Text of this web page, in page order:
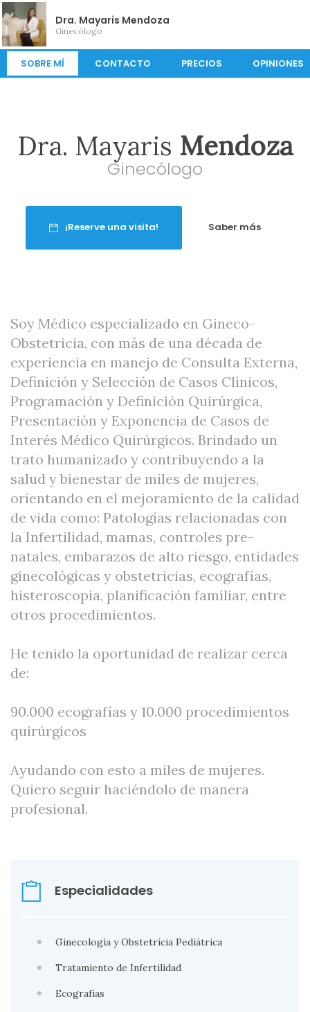
Dra. Mayaris Mendoza
Ginecólogo
SOBRE MÍ CONTACTO PRECIOS OPINIONES
Dra. Mayaris Mendoza
Ginecólogo
¡Reserve una visita! Saber más
Soy Médico especializado en Gineco-
Obstetricia, con más de una década de
experiencia en manejo de Consulta Externa,
Definición y Selección de Casos Clínicos,
Programación y Definición Quirúrgica,
Presentación y Exponencia de Casos de
Interés Médico Quirúrgicos. Brindado un
trato humanizado y contribuyendo a la
salud y bienestar de miles de mujeres,
orientando en el mejoramiento de la calidad
de vida como: Patologías relacionadas con
la Infertilidad, mamas, controles pre-
natales, embarazos de alto riesgo, entidades
ginecológicas y obstetricias, ecografías,
histeroscopia, planificación familiar, entre
otros procedimientos.
He tenido la oportunidad de realizar cerca
de:
90.000 ecografías y 10.000 procedimientos
quirúrgicos
Ayudando con esto a miles de mujeres.
Quiero seguir haciéndolo de manera
profesional.
Especialidades
Ginecología y Obstetrícia Pediátrica
Tratamiento de Infertilidad
Ecografías